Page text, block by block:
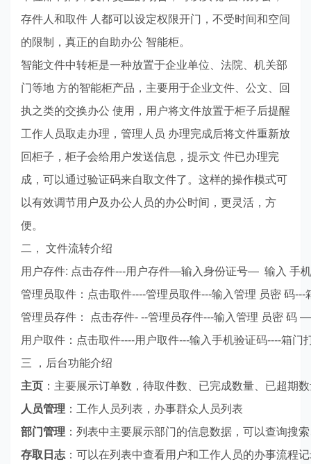
存件人和取件 人都可以设定权限开门，不受时间和空间
的限制，真正的自助办公 智能柜。
智能文件中转柜是一种放置于企业单位、法院、机关部
门等地 方的智能柜产品，主要用于企业文件、公文、回
执之类的交换办公 使用，用户将文件放置于柜子后提醒
工作人员取走办理，管理人员 办理完成后将文件重新放
回柜子，柜子会给用户发送信息，提示文 件已办理完
成，可以通过验证码来自取文件了。这样的操作模式可
以有效调节用户及办公人员的办公时间，更灵活，方
便。
二， 文件流转介绍
用户存件: 点击存件---用户存件—输入身份证号— 输入 手
管理员取件：点击取件----管理员取件---输入管理 员密 码
管理员存件： 点击存件- --管理员存件---输入管理 员密 码
用户取件：点击取件----用户取件---输入手机验证码----箱门
三 ，后台功能介绍
主页 ： 主要展示订单数，待取件数、已完成数量、已超期
人员管理 ： 工作人员列表，办事群众人员列表
部门管理 ： 列表中主要展示部门的信息数据，可以查询搜
存取日志 ：可以在列表中查看用户和工作人员的办事流程